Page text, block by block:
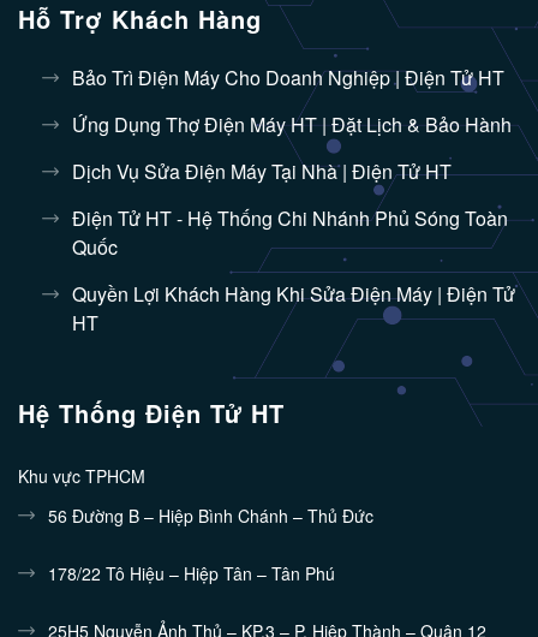
Hỗ Trợ Khách Hàng
Bảo Trì Điện Máy Cho Doanh Nghiệp | Điện Tử HT
Ứng Dụng Thợ Điện Máy HT | Đặt Lịch & Bảo Hành
Dịch Vụ Sửa Điện Máy Tại Nhà | Điện Tử HT
Điện Tử HT - Hệ Thống Chi Nhánh Phủ Sóng Toàn
Quốc
Quyền Lợi Khách Hàng Khi Sửa Điện Máy | Điện Tử
HT
Hệ Thống Điện Tử HT
Khu vực TPHCM
56 Đường B – Hiệp Bình Chánh – Thủ Đức
178/22 Tô Hiệu – Hiệp Tân – Tân Phú
25H5 Nguyễn Ảnh Thủ – KP.3 – P. Hiệp Thành – Quận 12